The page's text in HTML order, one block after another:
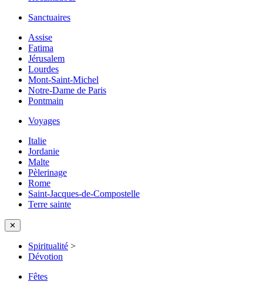
Sanctuaires
Assise
Fatima
Jérusalem
Lourdes
Mont-Saint-Michel
Notre-Dame de Paris
Pontmain
Voyages
Italie
Jordanie
Malte
Pèlerinage
Rome
Saint-Jacques-de-Compostelle
Terre sainte
✕
Spiritualité >
Dévotion
Fêtes